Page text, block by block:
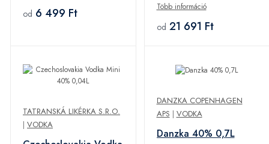
od 6 499 Ft Több információ
od 21 691 Ft
TATRANSKÁ LIKÉRKA S.R.O.
| VODKA
DANZKA COPENHAGEN
APS | VODKA
Danzka 40% 0,7L